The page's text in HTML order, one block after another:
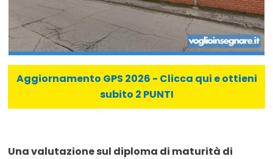
Aggiornamento GPS 2026 - Clicca qui e ottieni
subito 2 PUNTI
Una valutazione sul diploma di maturità di